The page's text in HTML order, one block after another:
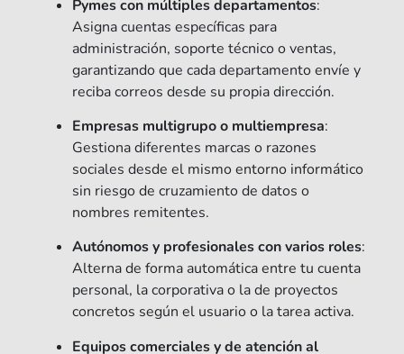
Pymes con múltiples departamentos:
Asigna cuentas específicas para
administración, soporte técnico o ventas,
garantizando que cada departamento envíe y
reciba correos desde su propia dirección.
Empresas multigrupo o multiempresa:
Gestiona diferentes marcas o razones
sociales desde el mismo entorno informático
sin riesgo de cruzamiento de datos o
nombres remitentes.
Autónomos y profesionales con varios roles:
Alterna de forma automática entre tu cuenta
personal, la corporativa o la de proyectos
concretos según el usuario o la tarea activa.
Equipos comerciales y de atención al